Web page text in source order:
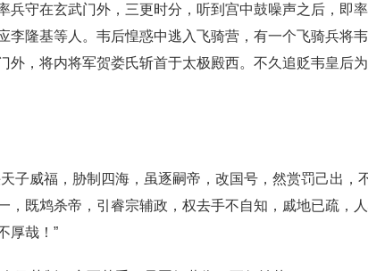
守在玄武门外，三更时分，听到宫中鼓噪声之后，即
隆基等人。韦后惶惑中逃入飞骑营，有一个飞骑兵将韦
，将内将军贺娄氏斩首于太极殿西。不久追贬韦皇后
子威福，胁制四海，虽逐嗣帝，改国号，然赏罚己出，
既鸩杀帝，引睿宗辅政，权去手不自知，戚地已疏，人
厚哉！”